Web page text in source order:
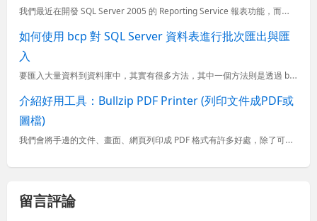
我們最近在開發 SQL Server 2005 的 Reporting Service 報表功能，而在使用 ReportViewer 查看報表時都沒問題： &nbsp; 但是在執行匯出資料到 PDF...
如何使用 bcp 對 SQL Server 資料表進行批次匯出與匯
入
要匯入大量資料到資料庫中，其實有很多方法，其中一個方法則是透過 bcp 工具程式 (bulk copy program)，不過這個命令列工具跟一般 CLI 工具的參數用法有很大的不同，所以這篇文章我就
介紹好用工具：Bullzip PDF Printer (列印文件成PDF或
圖檔)
我們會將手邊的文件、畫面、網頁列印成 PDF 格式有許多好處，除了可以拯救北極熊外 (節能減碳)，還可以讓在沒有安裝印表機的電腦將希望留下的頁面列印成 PDF 格式，然後可以將 PDF 帶到有印表機的...
留言評論